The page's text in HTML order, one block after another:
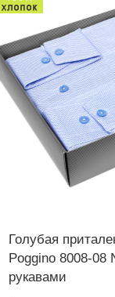
Голубая
Poggino 8008-
рукавами